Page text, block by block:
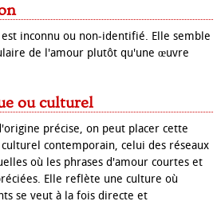
inconnu ou non-identifié. Elle semble
de l'amour plutôt qu'une œuvre
ou culturel
précise, on peut placer cette
contemporain, celui des réseaux
où les phrases d'amour courtes et
Elle reflète une culture où
se veut à la fois directe et